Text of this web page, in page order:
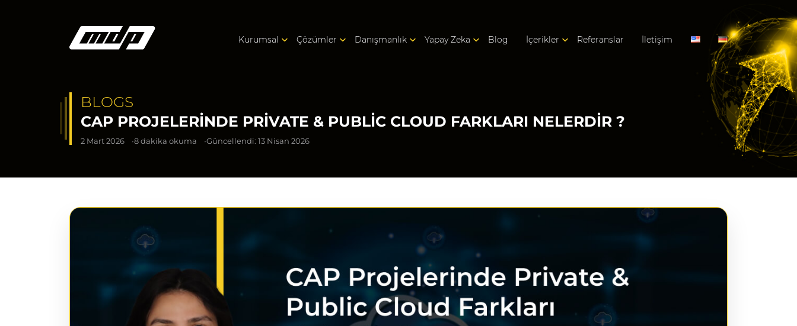
Kurumsal Çözümler Danışmanlık Yapay Zeka Blog İçerikler Referanslar İletişim
BLOGS
CAP PROJELERINDE PRIVATE & PUBLIC CLOUD FARKLARI NELERDIR ?
2 Mart 2026 8 dakika okuma Güncellendi: 13 Nisan 2026